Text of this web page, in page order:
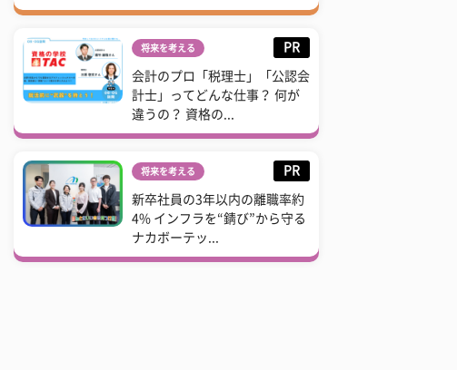
将来を考える PR
会計のプロ「税理士」「公認会
計士」ってどんな仕事？ 何が
違うの？ 資格の...
将来を考える PR
新卒社員の3年以内の離職率約
4% インフラを“錆び”から守る
ナカボーテッ...